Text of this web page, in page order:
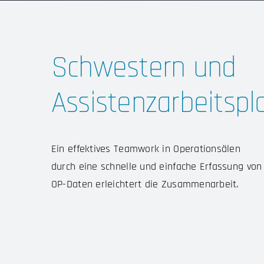
Schwestern und
Ein effektives Teamwork in Operationsälen
durch eine schnelle und einfache Erfassung von
OP-Daten erleichtert die Zusammenarbeit.